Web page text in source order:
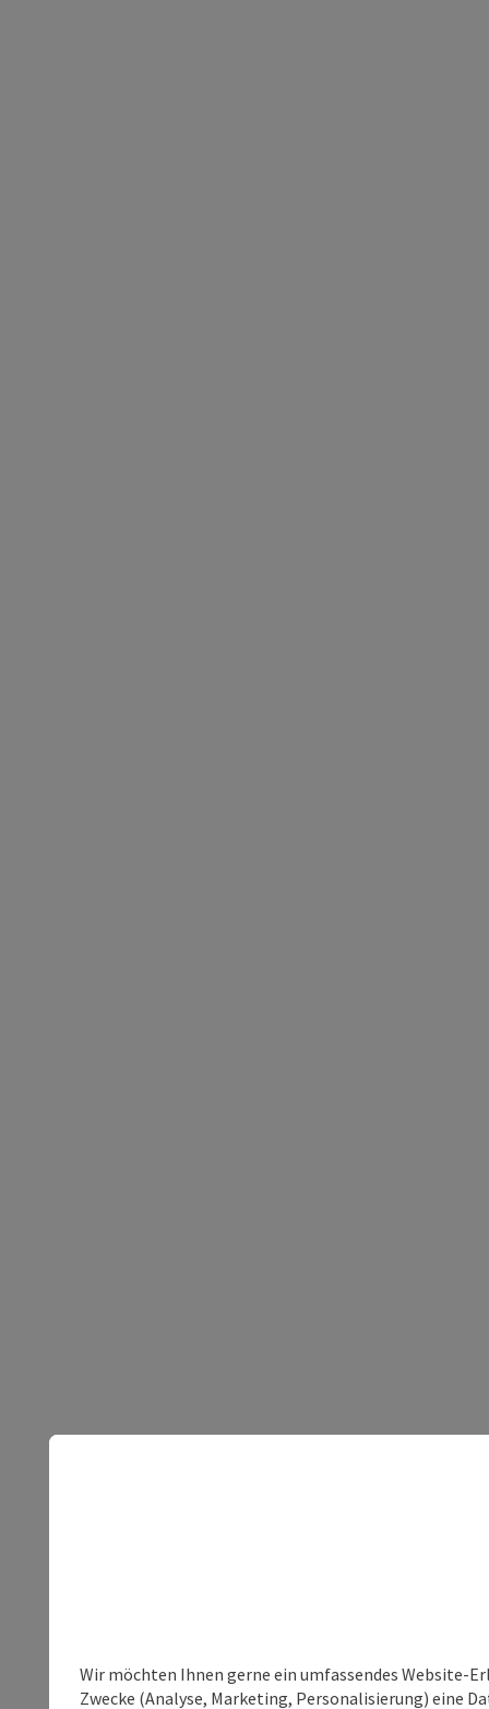
Wir möchten Ihnen gerne ein umfassendes Website-
Zwecke (Analyse, Marketing, Personalisierung) eine